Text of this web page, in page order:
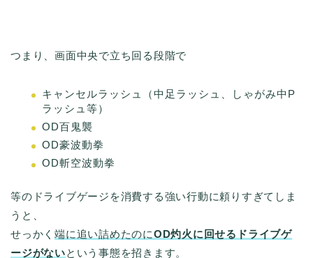
つまり、画面中央で立ち回る段階で
キャンセルラッシュ（中足ラッシュ、しゃがみ中P
ラッシュ等）
OD百鬼襲
OD豪波動拳
OD斬空波動拳
等のドライブゲージを消費する強い行動に頼りすぎてしま
うと、
せっかく端に追い詰めたのにOD灼火に回せるドライブゲ
ージがないという事態を招きます。